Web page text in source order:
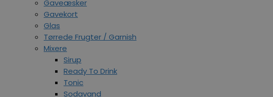
Gaveæsker
Gavekort
Glas
Tørrede Frugter / Garnish
Mixere
Sirup
Ready To Drink
Tonic
Sodavand